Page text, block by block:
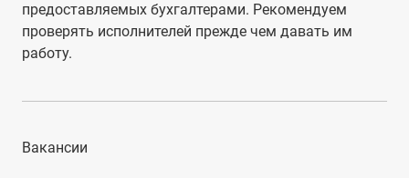
предоставляемых бухгалтерами. Рекомендуем
проверять исполнителей прежде чем давать им
работу.
Вакансии